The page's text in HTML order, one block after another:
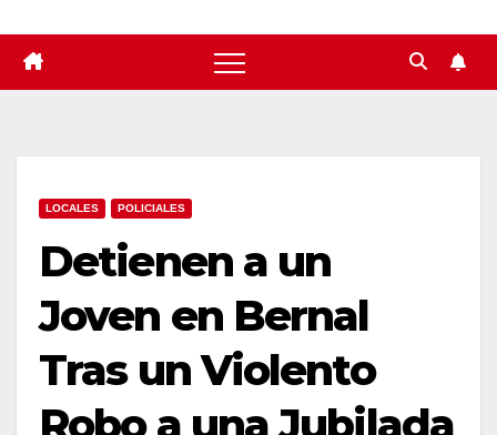
LOCALES POLICIALES
Detienen a un
Joven en Bernal
Tras un Violento
Robo a una Jubilada